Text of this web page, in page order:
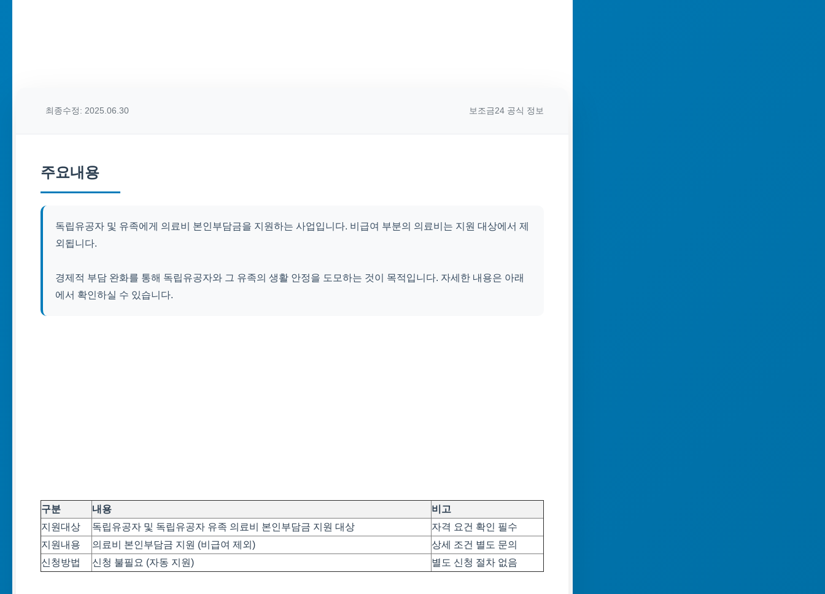
최종수정: 2025.06.30 보조금24 공식 정보
주요내용
독립유공자 및 유족에게 의료비 본인부담금을 지원하는 사업입니다. 비급여 부분의 의료비는 지원 대상에서 제
외됩니다.
경제적 부담 완화를 통해 독립유공자와 그 유족의 생활 안정을 도모하는 것이 목적입니다. 자세한 내용은 아래
에서 확인하실 수 있습니다.
구분 내용
비고
지원대상
독립유공자 및 독립유공자 유족 의료비 본인부담금 지원 대상
자격 요건 확인 필수
지원내용
의료비 본인부담금 지원 (비급여 제외)
상세 조건 별도 문의
신청방법
신청 불필요 (자동 지원) 별도 신청 절차 없음